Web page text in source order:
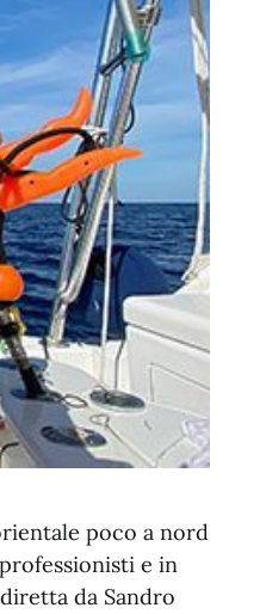
poco a nord
e in
da Sandro